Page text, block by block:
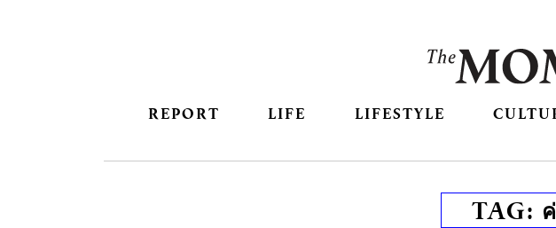
REPORT LIFE LIFESTYLE
TAG: